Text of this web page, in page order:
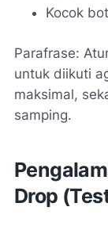
Kocok
Parafrase:
untuk diikuti
maksimal,
samping.
Drop